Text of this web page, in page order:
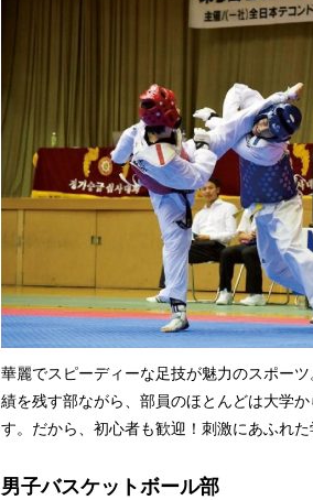
華麗でスピーディーな足技が魅力のスポー
績を残す部ながら、部員のほとんどは大学
す。だから、初心者も歓迎！刺激にあふれた
男子バスケットボール部